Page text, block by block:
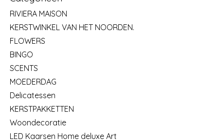
RIVIERA MAISON
KERSTWINKEL VAN HET NOORDEN.
FLOWERS
BINGO
SCENTS
MOEDERDAG
Delicatessen
KERSTPAKKETTEN
Woondecoratie
LED Kaarsen Home deluxe Art